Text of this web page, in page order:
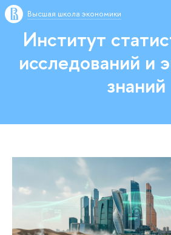
Высшая школа экономики
Институт
исследований и
знаний